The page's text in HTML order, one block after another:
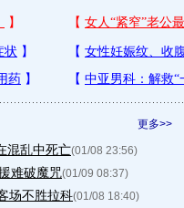
更多>>
混乱中死亡(01/08 23:56)
难破魔咒(01/09 08:37)
场不胜拉科(01/08 18:40)